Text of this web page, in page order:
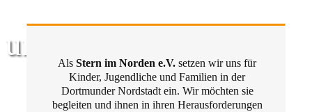
und Familie
Als Stern im Norden e.V. setzen wir uns für
Kinder, Jugendliche und Familien in der
Dortmunder Nordstadt ein. Wir möchten sie
begleiten und ihnen in ihren Herausforderungen